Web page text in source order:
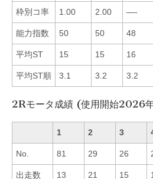
枠別コ率 1.00 2.00 —-
能力指数 50 50 48
平均ST 15 15 16
平均ST順 3.1 3.2 3.2
2Rモータ成績 (使用開始2026
1 2 3
No. 81 29 26
出走数 13 21 15